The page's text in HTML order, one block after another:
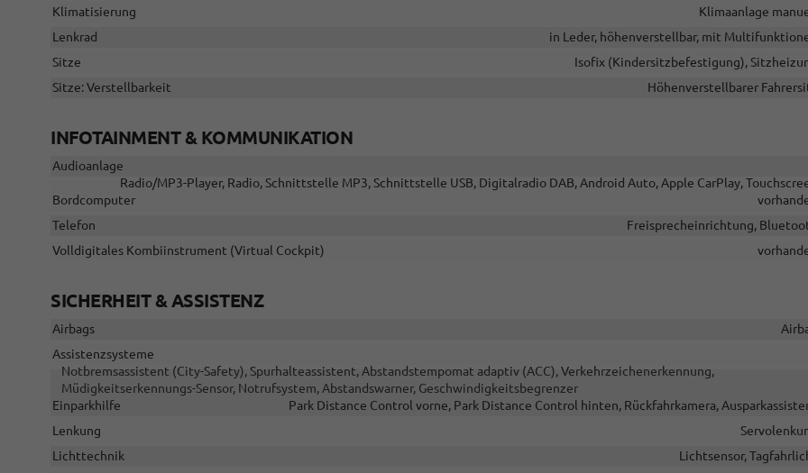
Klimatisierung
Klimaanlage
Lenkrad
in Leder, höhenverstellbar, mit
Sitze
Isofix (Kindersitzbefestigung),
Sitze: Verstellbarkeit
Höhenverstellbarer
INFOTAINMENT & KOMMUNIKATION
Audioanlage
Radio/MP3-Player, Radio, Schnittstelle MP3, Schnittstelle USB, Digitalradio DAB, Android Auto, Apple CarPlay,
Bordcomputer
Telefon
Freisprecheinrichtung,
Volldigitales Kombiinstrument (Virtual Cockpit)
SICHERHEIT & ASSISTENZ
Airbags
Assistenzsysteme
Notbremsassistent (City-Safety), Spurhalteassistent, Abstandstempomat adaptiv (ACC), Verkehrzeichenerkennung,
Müdigkeitserkennungs-Sensor, Notrufsystem, Abstandswarner, Geschwindigkeitsbegrenzer
Einparkhilfe
Park Distance Control vorne, Park Distance Control hinten, Rückfahrkamera,
Lenkung
Lichttechnik
Lichtsensor,